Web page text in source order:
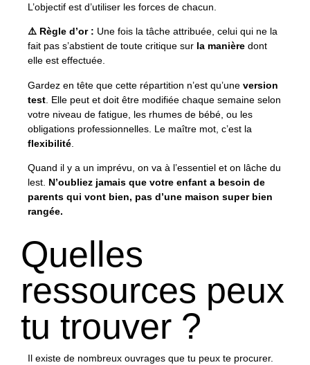
L’objectif est d’utiliser les forces de chacun.
⚠️ Règle d’or : Une fois la tâche attribuée, celui qui ne la
fait pas s’abstient de toute critique sur la manière dont
elle est effectuée.
Gardez en tête que cette répartition n’est qu’une version
test . Elle peut et doit être modifiée chaque semaine selon
votre niveau de fatigue, les rhumes de bébé, ou les
obligations professionnelles. Le maître mot, c’est la
flexibilité
Quand il y a un imprévu, on va à l’essentiel et on lâche du
lest. N’oubliez jamais que votre enfant a besoin de
parents qui vont bien, pas d’une maison super bien
rangée.
Quelles
ressources peux
tu trouver ?
Il existe de nombreux ouvrages que tu peux te procurer.